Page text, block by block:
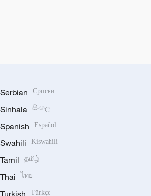
Serbian Српски
Sinhala සිංහල
Spanish Español
Swahili Kiswahili
Tamil தமிழ்
Thai ไทย
Turkish Türkçe